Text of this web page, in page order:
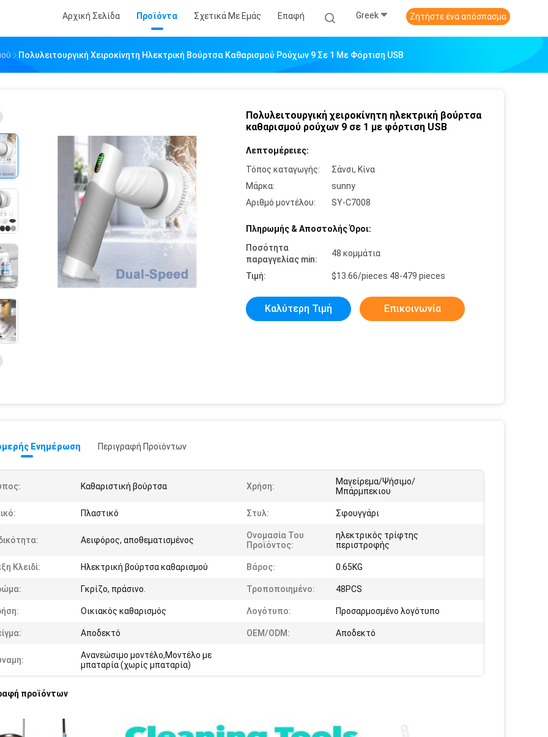
Αρχική Σελίδα Προϊόντα Σχετικά Με Εμάς Επαφή Greek Ζητήστε ένα απόσπασμα
Πολυλειτουργική Χειροκίνητη Ηλεκτρική Βούρτσα Καθαρισμού Ρούχων 9 Σε 1 Με Φόρτιση USB
Πολυλειτουργική χειροκίνητη ηλεκτρική βούρτσα
καθαρισμού ρούχων 9 σε 1 με φόρτιση USB
Λεπτομέρειες:
Τόπος καταγωγής:
Σάνσι, Κίνα
Μάρκα:
sunny
Αριθμό μοντέλου:
SY-C7008
Πληρωμής & Αποστολής Όροι:
Ποσότητα
παραγγελίας min:
48 κομμάτια
Τιμή: $13.66/pieces 48-479 pieces
Καλύτερη Τιμή Επικοινωνία
Ενημέρωση Περιγραφή Προϊόντων
Καθαριστική βούρτσα Χρήση:
Μαγείρεμα/Ψήσιμο/
Μπάρμπεκιου
Πλαστικό Στυλ: Σφουγγάρι
Αειφόρος, αποθεματισμένος
Ονομασία Του
Προϊόντος:
ηλεκτρικός τρίφτης
περιστροφής
Κλειδί: Ηλεκτρική βούρτσα καθαρισμού Βάρος: 0.65KG
Γκρίζο, πράσινο. Τροποποιημένο: 48PCS
Οικιακός καθαρισμός Λογότυπο: Προσαρμοσμένο λογότυπο
Αποδεκτό OEM/ODM: Αποδεκτό
Ανανεώσιμο μοντέλο,Μοντέλο με
μπαταρία (χωρίς μπαταρία)
προϊόντων